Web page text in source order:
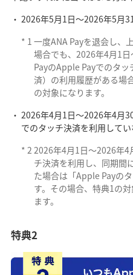
2026年5月1日～2026年5月
* 1 一度ANA Payを退会し、
場合でも、2026年4月1
PayのApple Payでのタ
済）の利用履歴がある場
の対象になります。
2026年4月1日〜2026年4月
でのタッチ決済を利用して
* 2 2026年4月1日～2026年4
チ決済を利用し、同期間
た場合は「Apple Payの
す。その場合、特典1の
ます。
特典2